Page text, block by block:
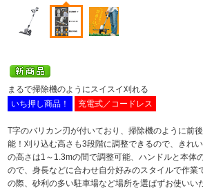
まるで掃除機のようにスイスイ刈れる
いち押し商品！
充電式／コードレス
T字のバリカン刃が付いており、掃除機のように前
能！刈り込む高さも3段階に調整できるので、きれ
の高さは1～1.3mの間で調整可能、ハンドルと本体
ので、身長などに合わせ自分好みのスタイルで作業
の際、砂利の多い駐車場など場所を選ばずお使いい